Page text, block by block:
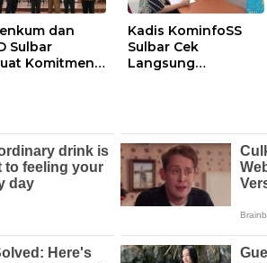
dan
Sulbar
Komitmen
Kadis KominfoSS
Sulbar Cek
Langsung